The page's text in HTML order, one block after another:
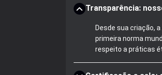
Transparência:
Desde sua criação,
primeira norma
respeito a práticas